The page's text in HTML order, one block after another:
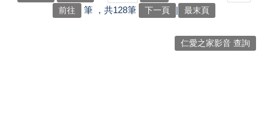
筆 ，共128筆 下一頁 | 最末頁
仁愛之家影音 查詢